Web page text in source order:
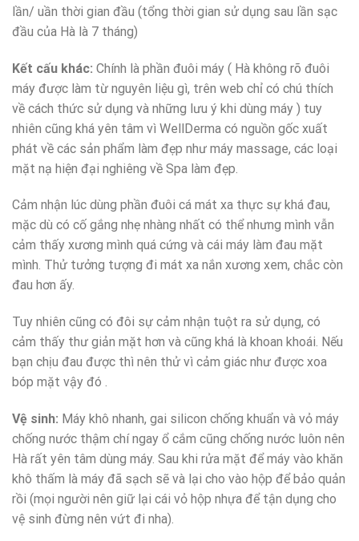
lần/ uần thời gian đầu (tổng thời gian sử dụng sau lần sạc
đầu của Hà là 7 tháng)
Kết cấu khác: Chính là phần đuôi máy ( Hà không rõ đuôi
máy được làm từ nguyên liệu gì, trên web chỉ có chú thích
về cách thức sử dụng và những lưu ý khi dùng máy ) tuy
nhiên cũng khá yên tâm vì WellDerma có nguồn gốc xuất
phát về các sản phẩm làm đẹp như máy massage, các loại
mặt nạ hiện đại nghiêng về Spa làm đẹp.
Cảm nhận lúc dùng phần đuôi cá mát xa thực sự khá đau,
mặc dù có cố gắng nhẹ nhàng nhất có thể nhưng mình vẫn
cảm thấy xương mình quá cứng và cái máy làm đau mặt
mình. Thử tưởng tượng đi mát xa nắn xương xem, chắc còn
đau hơn ấy.
Tuy nhiên cũng có đôi sự cảm nhận tuột ra sử dụng, có
cảm thấy thư giản mặt hơn và cũng khá là khoan khoái. Nếu
bạn chịu đau được thì nên thử vì cảm giác như được xoa
bóp mặt vậy đó .
Vệ sinh: Máy khô nhanh, gai silicon chống khuẩn và vỏ máy
chống nước thậm chí ngay ổ cắm cũng chống nước luôn nên
Hà rất yên tâm dùng máy. Sau khi rửa mặt để máy vào khăn
khô thấm là máy đã sạch sẽ và lại cho vào hộp để bảo quản
rồi (mọi người nên giữ lại cái vỏ hộp nhựa để tận dụng cho
vệ sinh đừng nên vứt đi nha).